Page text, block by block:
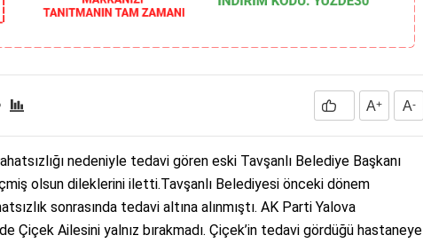
A+ A-
nedeniyle tedavi gören eski Tavşanlı Belediye Başkanı
olsun dileklerini iletti.Tavşanlı Belediyesi önceki dönem
sonrasında tedavi altına alınmıştı. AK Parti Yalova
Çiçek Ailesini yalnız bırakmadı. Çiçek’in tedavi gördüğü hastaneye